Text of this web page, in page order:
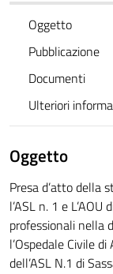
Oggetto
Pubblicazione
Documenti
Ulteriori
Oggetto
Presa d’atto della
l’ASL n. 1 e
professionali nella
l’Ospedale Civile
dell’ASL N.1 di